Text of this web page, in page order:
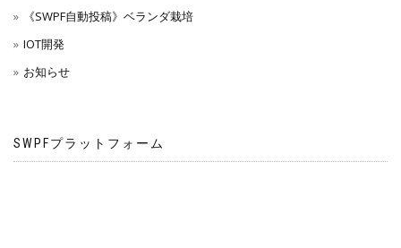
《SWPF自動投稿》ベランダ栽培
IOT開発
お知らせ
SWPFプラットフォーム